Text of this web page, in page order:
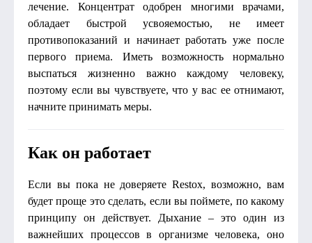
лечение. Концентрат одобрен многими врачами,
обладает быстрой усвояемостью, не имеет
противопоказаний и начинает работать уже после
первого приема. Иметь возможность нормально
выспаться жизненно важно каждому человеку,
поэтому если вы чувствуете, что у вас ее отнимают,
начните принимать меры.
Как он работает
Если вы пока не доверяете Restox, возможно, вам
будет проще это сделать, если вы поймете, по какому
принципу он действует. Дыхание – это один из
важнейших процессов в организме человека, оно